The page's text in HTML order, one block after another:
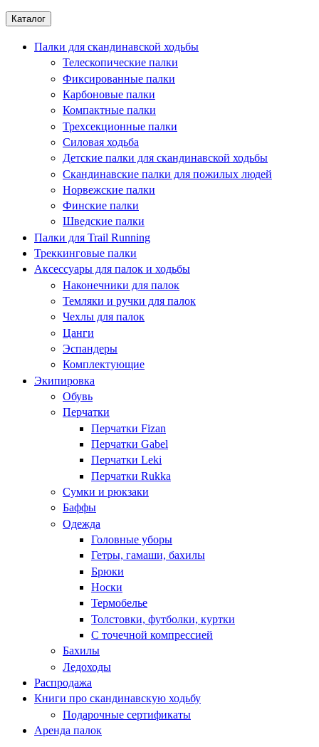
Каталог
Палки для скандинавской ходьбы
Телескопические палки
Фиксированные палки
Карбоновые палки
Компактные палки
Трехсекционные палки
Силовая ходьба
Детские палки для скандинавской ходьбы
Скандинавские палки для пожилых людей
Норвежские палки
Финские палки
Шведские палки
Палки для Trail Running
Треккинговые палки
Аксессуары для палок и ходьбы
Наконечники для палок
Темляки и ручки для палок
Чехлы для палок
Цанги
Эспандеры
Комплектующие
Экипировка
Обувь
Перчатки
Перчатки Fizan
Перчатки Gabel
Перчатки Leki
Перчатки Rukka
Сумки и рюкзаки
Баффы
Одежда
Головные уборы
Гетры, гамаши, бахилы
Брюки
Носки
Термобелье
Толстовки, футболки, куртки
С точечной компрессией
Бахилы
Ледоходы
Распродажа
Книги про скандинавскую ходьбу
Подарочные сертификаты
Аренда палок